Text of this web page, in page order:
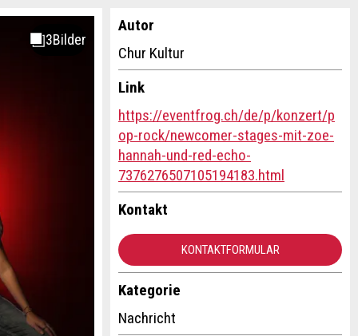
Autor
Chur Kultur
Link
https://eventfrog.ch/de/p/konzert/p
op-rock/newcomer-stages-mit-zoe-
hannah-und-red-echo-
7376276507105194183.html
Kontakt
KONTAKTFORMULAR
Kategorie
Nachricht